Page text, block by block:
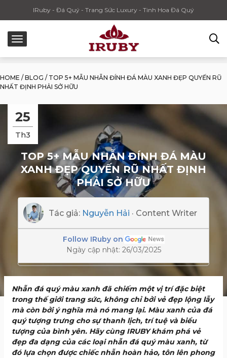
IRuby - Đá Quý - Trang Sức Luxury - Tinh Hoa Đá Quý
HOME / BLOG / TOP 5+ MẪU NHẪN ĐÍNH ĐÁ MÀU XANH ĐẸP QUYẾN RŨ
NHẤT ĐỊNH PHẢI SỞ HỮU
25
Th3
TOP 5+ MẪU NHẪN ĐÍNH ĐÁ MÀU
XANH ĐẸP QUYẾN RŨ NHẤT ĐỊNH
PHẢI SỞ HỮU
Tác giả: Nguyễn Hải · Content Writer
Follow IRuby on
Ngày cập nhật: 26/03/2025
Nhẫn đá quý màu xanh đã chiếm một vị trí đặc biệt
trong thế giới trang sức, không chỉ bởi vẻ đẹp lộng lẫy
mà còn bởi ý nghĩa mà nó mang lại. Màu xanh của đá
quý tượng trưng cho sự thanh lịch, trí tuệ và biểu
tượng của bình yên. Hãy cùng IRUBY khám phá vẻ
đẹp đa dạng của các loại nhẫn đá quý màu xanh, từ
đó lựa chọn được chiếc nhẫn hoàn hảo, tôn lên phong